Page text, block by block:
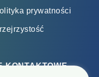
prywatności
KONTAKTOWE